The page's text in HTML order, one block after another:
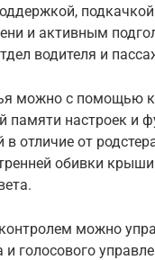
и активным
водителя и
можно с помощью
памяти настроек и
в отличие от
обивки
можно
голосового